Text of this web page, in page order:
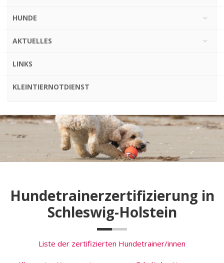
HUNDE
AKTUELLES
LINKS
KLEINTIERNOTDIENST
Hundetrainerzertifizierung in
Schleswig-Holstein
Liste der zertifizierten Hundetrainer/innen